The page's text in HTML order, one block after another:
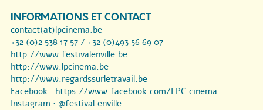
INFORMATIONS ET CONTACT
contact(at)lpcinema.be
+32 (0)2 538 17 57 / +32 (0)493 56 69 07
http://www.festivalenville.be
http://www.lpcinema.be
http://www.regardssurletravail.be
Facebook : https://www.facebook.com/LPC.cinema...
Instagram : @festival.enville